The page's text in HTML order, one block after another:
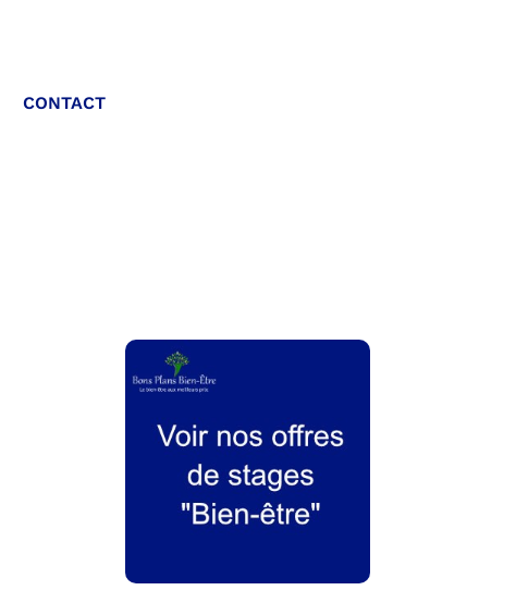
CONTACT